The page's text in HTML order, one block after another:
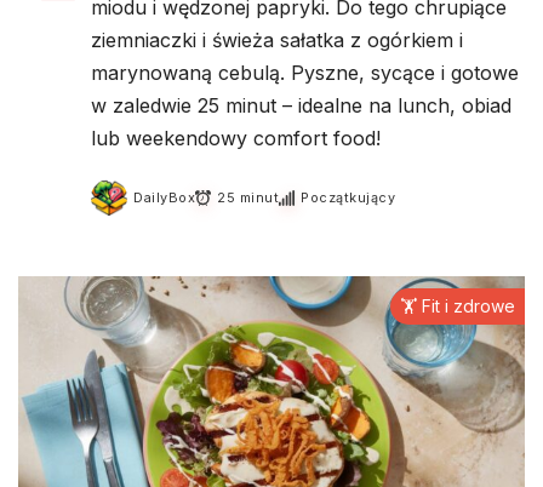
miodu i wędzonej papryki. Do tego chrupiące
ziemniaczki i świeża sałatka z ogórkiem i
marynowaną cebulą. Pyszne, sycące i gotowe
w zaledwie 25 minut – idealne na lunch, obiad
lub weekendowy comfort food!
DailyBox 25 minut Początkujący
🏋️ Fit i zdrowe